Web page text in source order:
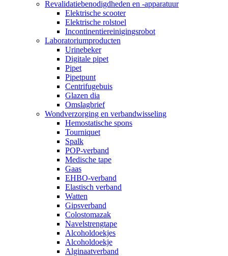
Revalidatiebenodigdheden en -apparatuur
Elektrische scooter
Elektrische rolstoel
Incontinentiereinigingsrobot
Laboratoriumproducten
Urinebeker
Digitale pipet
Pipet
Pipetpunt
Centrifugebuis
Glazen dia
Omslagbrief
Wondverzorging en verbandwisseling
Hemostatische spons
Tourniquet
Spalk
POP-verband
Medische tape
Gaas
EHBO-verband
Elastisch verband
Watten
Gipsverband
Colostomazak
Navelstrengtape
Alcoholdoekjes
Alcoholdoekje
Alginaatverband